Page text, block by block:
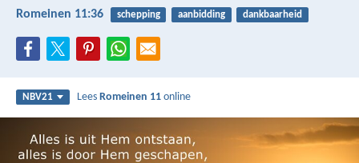
Romeinen 11:36 schepping aanbidding dankbaarheid
NBV21 LeesRomeinen 11 online